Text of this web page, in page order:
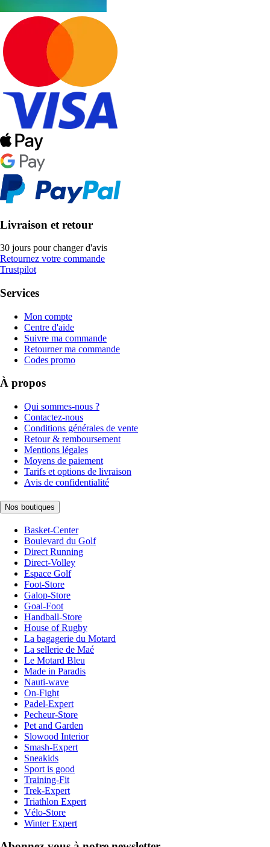
Livraison et retour
30 jours pour changer d'avis
Retournez votre commande
Trustpilot
Services
Mon compte
Centre d'aide
Suivre ma commande
Retourner ma commande
Codes promo
À propos
Qui sommes-nous ?
Contactez-nous
Conditions générales de vente
Retour & remboursement
Mentions légales
Moyens de paiement
Tarifs et options de livraison
Avis de confidentialité
Nos boutiques
Basket-Center
Boulevard du Golf
Direct Running
Direct-Volley
Espace Golf
Foot-Store
Galop-Store
Goal-Foot
Handball-Store
House of Rugby
La bagagerie du Motard
La sellerie de Maé
Le Motard Bleu
Made in Paradis
Nauti-wave
On-Fight
Padel-Expert
Pecheur-Store
Pet and Garden
Slowood Interior
Smash-Expert
Sneakids
Sport is good
Training-Fit
Trek-Expert
Triathlon Expert
Vélo-Store
Winter Expert